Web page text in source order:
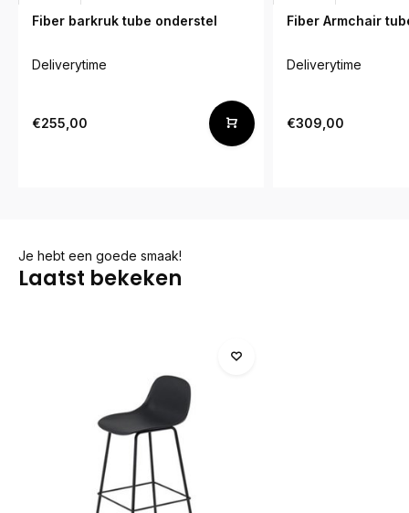
Fiber barkruk tube onderstel
Deliverytime
€255,00
Fiber Armchair
Deliverytime
€309,00
Je hebt een goede smaak!
Laatst bekeken